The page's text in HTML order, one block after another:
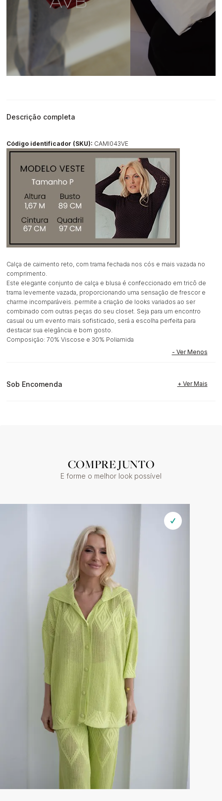
Descrição completa
Código identificador (SKU): CAMI043VE
Calça de caimento reto, com trama fechada nos cós e mais vazada no
comprimento.
Este elegante conjunto de calça e blusa é confeccionado em tricô de
trama levemente vazada, proporcionando uma sensação de frescor e
charme incomparáveis. permite a criação de looks variados ao ser
combinado com outras peças do seu closet. Seja para um encontro
casual ou um evento mais sofisticado, será a escolha perfeita para
destacar sua elegância e bom gosto.
Composição: 70% Viscose e 30% Poliamida
Sob Encomenda
COMPRE JUNTO
E forme o melhor look possível